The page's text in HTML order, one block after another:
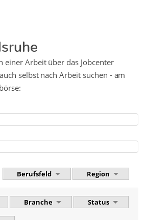
einer Arbeit über das Jobcenter
selbst nach Arbeit suchen - am
Berufsfeld Region
Branche Status